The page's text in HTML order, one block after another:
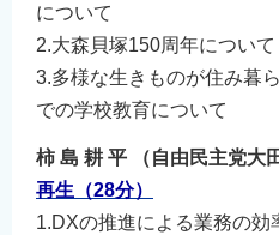
について
2.大森貝塚150周年について
3.多様な生きものが住み暮
での学校教育について
柿 島 耕 平 （自由民主党大
再生（28分）
1.DXの推進による業務の効